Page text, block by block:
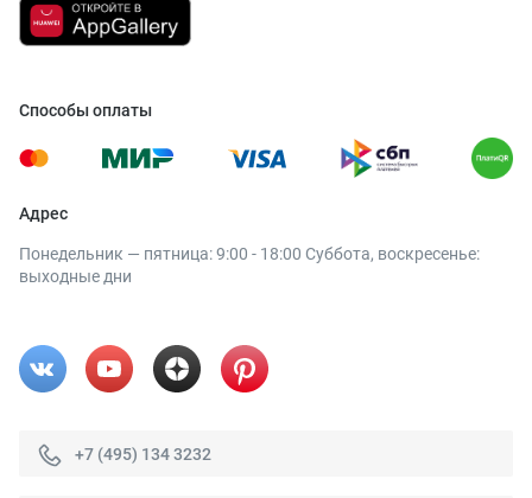
Способы оплаты
Адрес
Понедельник — пятница: 9:00 - 18:00 Суббота, воскресенье:
выходные дни
+7 (495) 134 3232